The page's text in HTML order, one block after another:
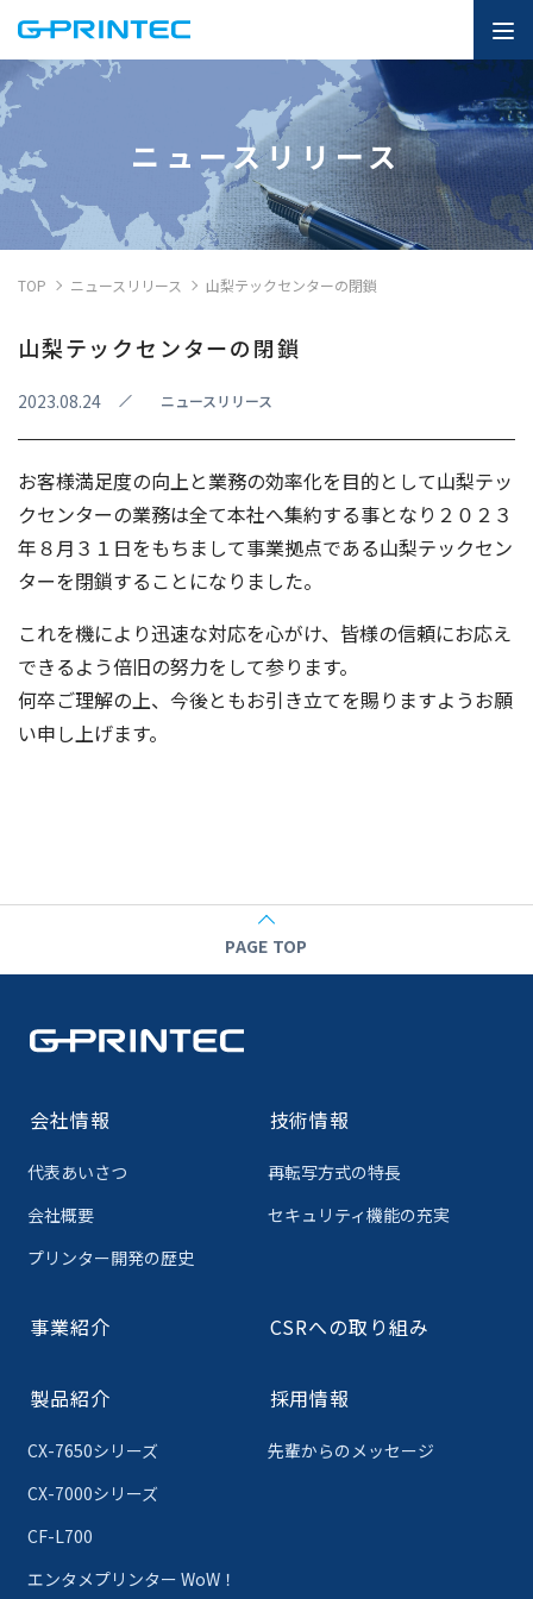
TOP ニュースリリース 山梨テックセンターの閉鎖
山梨テックセンターの閉鎖
2023.08.24 ニュースリリース
お客様満足度の向上と業務の効率化を目的として山梨テッ
クセンターの業務は全て本社へ集約する事となり２０２３
年８月３１日をもちまして事業拠点である山梨テックセン
ターを閉鎖することになりました。
これを機により迅速な対応を心がけ、皆様の信頼にお応え
できるよう倍旧の努力をして参ります。
何卒ご理解の上、今後ともお引き立てを賜りますようお願
い申し上げます。
PAGE TOP
会社情報
代表あいさつ
会社概要
プリンター開発の歴史
事業紹介
製品紹介
CX-7650シリーズ
CX-7000シリーズ
CF-L700
エンタメプリンター WoW！
技術情報
再転写方式の特長
セキュリティ機能の充実
CSRへの取り組み
採用情報
先輩からのメッセージ